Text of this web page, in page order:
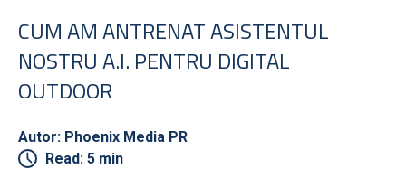
CUM AM ANTRENAT ASISTENTUL
NOSTRU A.I. PENTRU DIGITAL
OUTDOOR
Autor: Phoenix Media PR
Read: 5 min